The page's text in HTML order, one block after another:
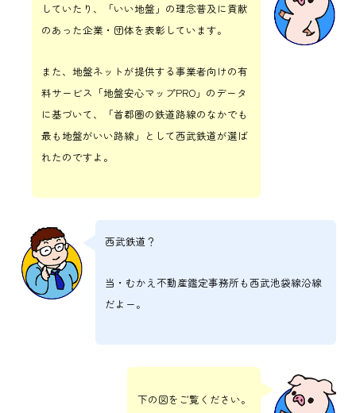
していたり、「いい地盤」の理念普及に貢献
のあった企業・団体を表彰しています。
また、地盤ネットが提供する事業者向けの有
料サービス「地盤安心マップPRO」のデータ
に基づいて、「首都圏の鉄道路線のなかでも
最も地盤がいい路線」として西武鉄道が選ば
れたのですよ。
西武鉄道？
当・むかえ不動産鑑定事務所も西武池袋線沿線
だよー。
下の図をご覧ください。